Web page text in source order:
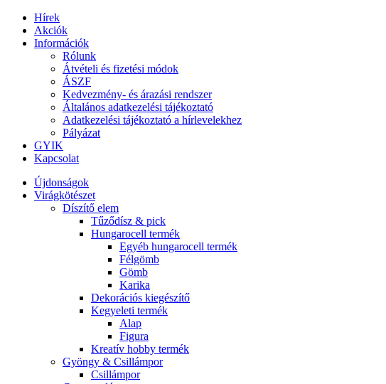
Hírek
Akciók
Információk
Rólunk
Átvételi és fizetési módok
ÁSZF
Kedvezmény- és árazási rendszer
Általános adatkezelési tájékoztató
Adatkezelési tájékoztató a hírlevelekhez
Pályázat
GYIK
Kapcsolat
Újdonságok
Virágkötészet
Díszítő elem
Tűződísz & pick
Hungarocell termék
Egyéb hungarocell termék
Félgömb
Gömb
Karika
Dekorációs kiegészítő
Kegyeleti termék
Alap
Figura
Kreatív hobby termék
Gyöngy & Csillámpor
Csillámpor